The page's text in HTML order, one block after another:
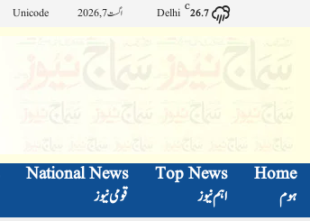
26.7
C
Delhi اگست 7, 2026 Unicode
Home
ہوم
Top News
اہم نیوز
National News
قومی نیوز